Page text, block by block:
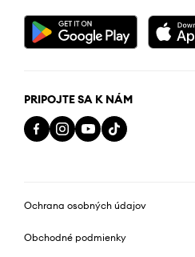
PRIPOJTE SA K NÁM
Ochrana osobných údajov
Obchodné podmienky